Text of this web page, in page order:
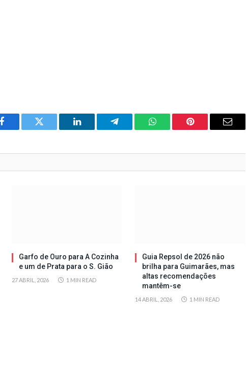
Facebook Twitter LinkedIn Telegram WhatsAppPinterest Email
Garfo de Ouro para A Cozinha
e um de Prata para o S. Gião
27 ABRIL, 2026 1 MIN READ
Guia Repsol de 2026 não
brilha para Guimarães, mas
altas recomendações
mantêm-se
14 ABRIL, 2026 1 MIN READ